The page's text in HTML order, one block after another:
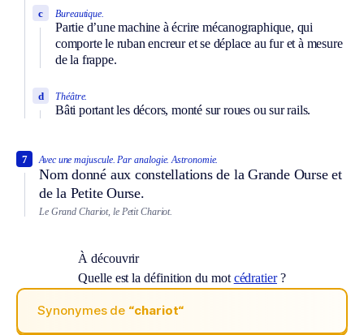
Bureautique.
Partie d’une machine à écrire mécanographique, qui
comporte le ruban encreur et se déplace au fur et à mesure
de la frappe.
c
Théâtre.
Bâti portant les décors, monté sur roues ou sur rails.
d
Avec une majuscule. Par analogie. Astronomie.
Nom donné aux constellations de la Grande Ourse et
de la Petite Ourse.
7
Le Grand Chariot, le Petit Chariot.
À découvrir
Quelle est la définition du mot cédratier?
Synonymes de “chariot“